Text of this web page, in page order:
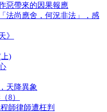
惡帶來的因果報應
法尚應舍，何況非法」，感
》
)
天降異象
8）
師律師遭枉判